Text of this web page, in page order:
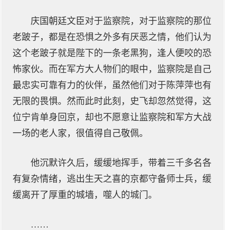
庆国朝廷文臣对于监察院，对于监察院的那位
老跛子，都是在恐惧之外多有厌恶之情，他们认为
这个老跛子就是陛下的一条老黑狗，逢人便咬的恐
怖家伙。而在军方大人物们的眼中，监察院是自己
最忠实可靠有力的伙伴，虽然他们对于陈萍萍也有
无限的畏惧。然而此时此刻，史飞却忽然觉得，这
位宁肯单身回京，却也不愿意让监察院和军方大战
一场的老人家，很值得自己敬佩。
他沉默许久后，缓缓地挥手，带着三千多名各
有复杂情绪，逃出生天之喜的京都守备师士兵，缓
缓离开了厚重的城墙，噬人的城门。
……